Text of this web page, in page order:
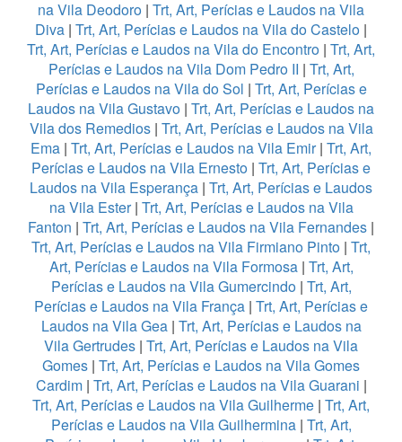
na Vila Deodoro | Trt, Art, Perícias e Laudos na Vila
Diva | Trt, Art, Perícias e Laudos na Vila do Castelo |
Trt, Art, Perícias e Laudos na Vila do Encontro | Trt, Art,
Perícias e Laudos na Vila Dom Pedro II | Trt, Art,
Perícias e Laudos na Vila do Sol | Trt, Art, Perícias e
Laudos na Vila Gustavo | Trt, Art, Perícias e Laudos na
Vila dos Remedios| Trt, Art, Perícias e Laudos na Vila
Ema | Trt, Art, Perícias e Laudos na Vila Emir| Trt, Art,
Perícias e Laudos na Vila Ernesto | Trt, Art, Perícias e
Laudos na Vila Esperança | Trt, Art, Perícias e Laudos
na Vila Ester| Trt, Art, Perícias e Laudos na Vila
Fanton | Trt, Art, Perícias e Laudos na Vila Fernandes |
Trt, Art, Perícias e Laudos na Vila Firmiano Pinto | Trt,
Art, Perícias e Laudos na Vila Formosa| Trt, Art,
Perícias e Laudos na Vila Gumercindo| Trt, Art,
Perícias e Laudos na Vila França | Trt, Art, Perícias e
Laudos na Vila Gea| Trt, Art, Perícias e Laudos na
Vila Gertrudes | Trt, Art, Perícias e Laudos na Vila
Gomes | Trt, Art, Perícias e Laudos na Vila Gomes
Cardim| Trt, Art, Perícias e Laudos na Vila Guarani |
Trt, Art, Perícias e Laudos na Vila Guilherme | Trt, Art,
Perícias e Laudos na Vila Guilhermina| Trt, Art,